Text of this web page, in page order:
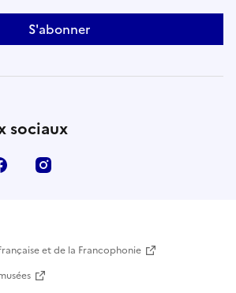
S'abonner
sociaux
Facebook
et de la Francophonie